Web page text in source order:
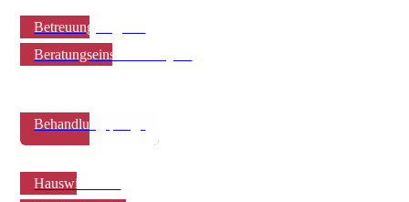
Betreuungsangebot
Beratungseinsatz nach § 37
Behandlungspflege
Hauswirtschaft